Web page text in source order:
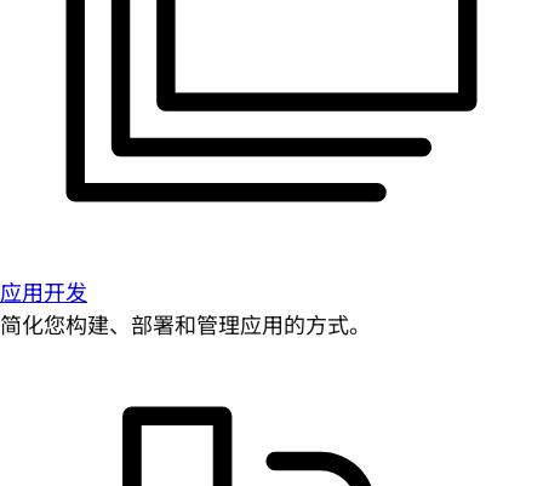
应用开发
简化您构建、部署和管理应用的方式。